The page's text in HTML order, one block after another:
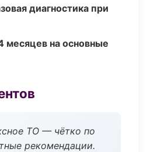
диагностика при
месяцев на основные
ТО — чётко по
рекомендации.